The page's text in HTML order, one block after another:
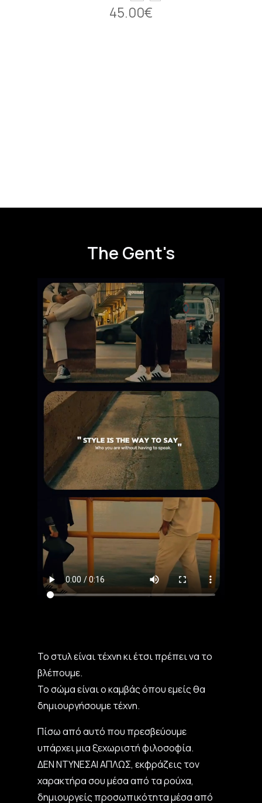
45.00€
The Gent's
Το στυλ είναι τέχνη κι έτσι πρέπει να το
βλέπουμε.
Το σώμα είναι ο καμβάς όπου εμείς θα
δημιουργήσουμε τέχνη.
Πίσω από αυτό που πρεσβεύουμε
υπάρχει μια ξεχωριστή φιλοσοφία.
ΔΕΝ ΝΤΥΝΕΣΑΙ ΑΠΛΩΣ, εκφράζεις τον
χαρακτήρα σου μέσα από τα ρούχα,
δημιουργείς προσωπικότητα μέσα από